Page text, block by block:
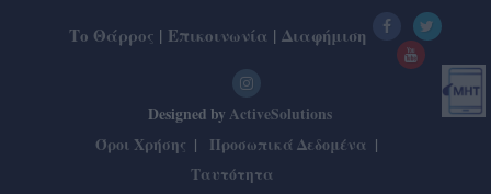
Το Θάρρος | Επικοινωνία | Διαφήμιση
Designed by ActiveSolutions
Όροι Χρήσης
Προσωπικά Δεδομένα
Ταυτότητα